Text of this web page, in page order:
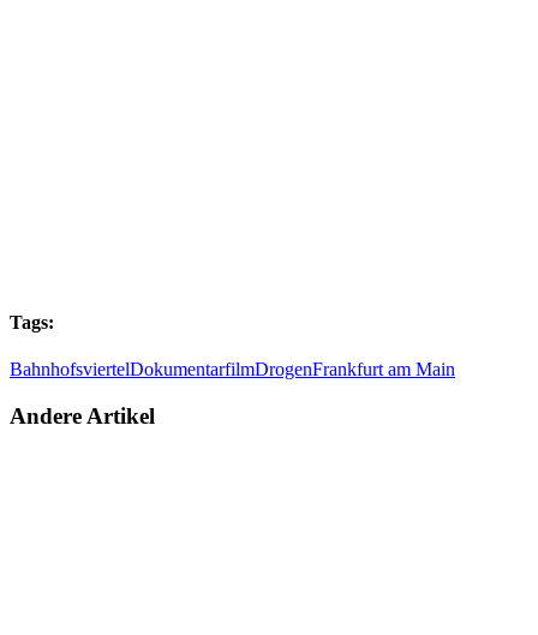
Tags:
BahnhofsviertelDokumentarfilmDrogenFrankfurt am Main
Andere Artikel